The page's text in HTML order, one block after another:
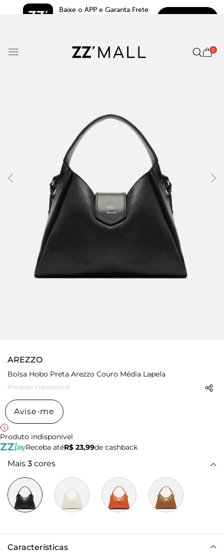
Baixe o APP e Garanta Frete
0
AREZZO
Bolsa Hobo Preta Arezzo Couro Média Lapela
Produto indisponível
Avise-me
Produto indisponível
Receba atéR$ 23,99de cashback
Mais 3 cores
Características